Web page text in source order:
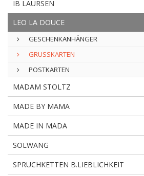
IB LAURSEN
LEO LA DOUCE
GESCHENKANHÄNGER
GRUSSKARTEN
POSTKARTEN
MADAM STOLTZ
MADE BY MAMA
MADE IN MADA
SOLWANG
SPRUCHKETTEN B.LIEBLICHKEIT